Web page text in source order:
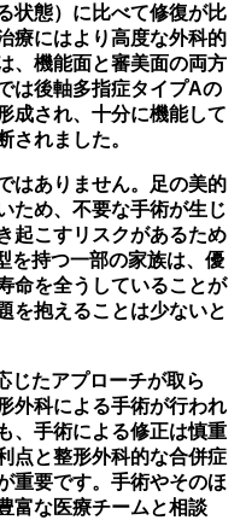
状態）に比べて修復が比
療にはより高度な外科的
、機能面と審美面の両方
は後軸多指症タイプAの
成され、十分に機能して
されました。
はありません。足の美的
ため、不要な手術が生じ
起こすリスクがあるため
を持つ一部の家族は、優
命を全うしていることが
を抱えることは少ないと
じたアプローチが取ら
外科による手術が行われ
、手術による修正は慎重
点と整形外科的な合併症
重要です。手術やそのほ
富な医療チームと相談